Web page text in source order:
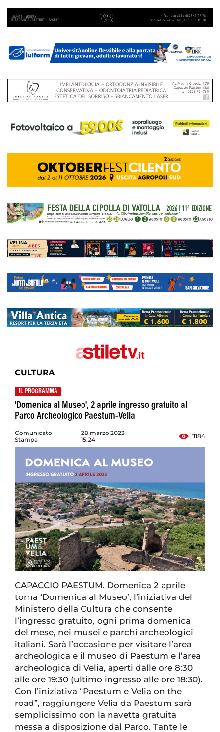
CULTURA
IL PROGRAMMA
'Domenica al Museo', 2 aprile ingresso gratuito al
Parco Archeologico Paestum-Velia
Comunicato
Stampa
28 marzo 2023
15:24
11184
CAPACCIO PAESTUM. Domenica 2 aprile
torna ‘Domenica al Museo’, l’iniziativa del
Ministero della Cultura che consente
l’ingresso gratuito, ogni prima domenica
del mese, nei musei e parchi archeologici
italiani. Sarà l’occasione per visitare l’area
archeologica e il museo di Paestum e l’area
archeologica di Velia, aperti dalle ore 8:30
alle ore 19:30 (ultimo ingresso alle ore 18:30).
Con l’iniziativa “Paestum e Velia on the
road”, raggiungere Velia da Paestum sarà
semplicissimo con la navetta gratuita
messa a disposizione dal Parco. Tante le